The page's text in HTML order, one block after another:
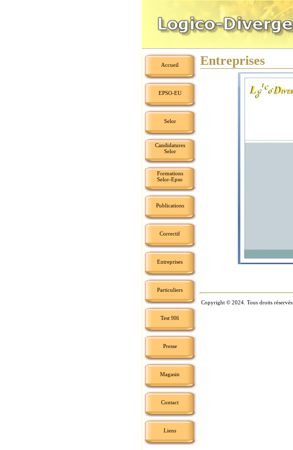
Accueil
EPSO-EU
Selor
Candidatures
Selor
Formations
Selor-Epso
Publications
Correctif
Entreprises
Particuliers
Test 9I6
Presse
Magasin
Contact
Liens
Entreprises
Copyright © 2024. Tous droits réservés.